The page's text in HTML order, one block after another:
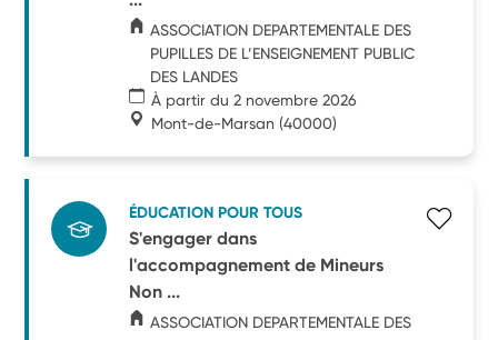
ASSOCIATION DEPARTEMENTALE DES
PUPILLES DE L’ENSEIGNEMENT PUBLIC
DES LANDES
À partir du 2 novembre 2026
Mont-de-Marsan (40000)
ÉDUCATION POUR TOUS
S'engager dans
l'accompagnement de Mineurs
Non ...
ASSOCIATION DEPARTEMENTALE DES